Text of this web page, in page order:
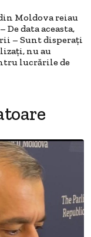
Moldova reiau
De data aceasta,
– Sunt disperați
nu au
lucrările de